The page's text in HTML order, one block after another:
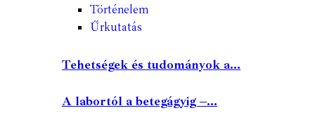
Történelem
Űrkutatás
Tehetségek és tudományok a...
A labortól a betegágyig –...